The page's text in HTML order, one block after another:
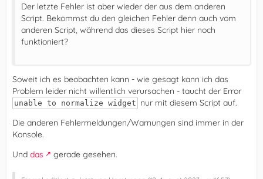
Der letzte Fehler ist aber wieder der aus dem anderen
Script. Bekommst du den gleichen Fehler denn auch vom
anderen Script, während das dieses Script hier noch
funktioniert?
Soweit ich es beobachten kann - wie gesagt kann ich das
Problem leider nicht willentlich verursachen - taucht der Error
unable to normalize widget nur mit diesem Script auf.
Die anderen Fehlermeldungen/Warnungen sind immer in der
Konsole.
Und das gerade gesehen.